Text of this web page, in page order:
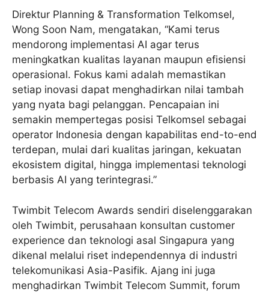
Direktur Planning & Transformation Telkomsel,
Wong Soon Nam, mengatakan, “Kami terus
mendorong implementasi AI agar terus
meningkatkan kualitas layanan maupun efisiensi
operasional. Fokus kami adalah memastikan
setiap inovasi dapat menghadirkan nilai tambah
yang nyata bagi pelanggan. Pencapaian ini
semakin mempertegas posisi Telkomsel sebagai
operator Indonesia dengan kapabilitas end-to-end
terdepan, mulai dari kualitas jaringan, kekuatan
ekosistem digital, hingga implementasi teknologi
berbasis AI yang terintegrasi.”
Twimbit Telecom Awards sendiri diselenggarakan
oleh Twimbit, perusahaan konsultan customer
experience dan teknologi asal Singapura yang
dikenal melalui riset independennya di industri
telekomunikasi Asia-Pasifik. Ajang ini juga
menghadirkan Twimbit Telecom Summit, forum